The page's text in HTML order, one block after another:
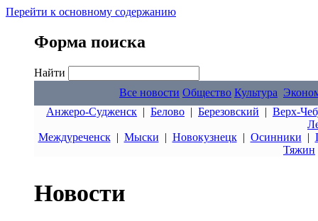
Перейти к основному содержанию
Форма поиска
Найти
Все новости Общество Культура
Анжеро-Судженск | Белово | Березовский | Верх-
Междуреченск| Мыски | Новокузнецк| Осинники |
Тяжин
Новости